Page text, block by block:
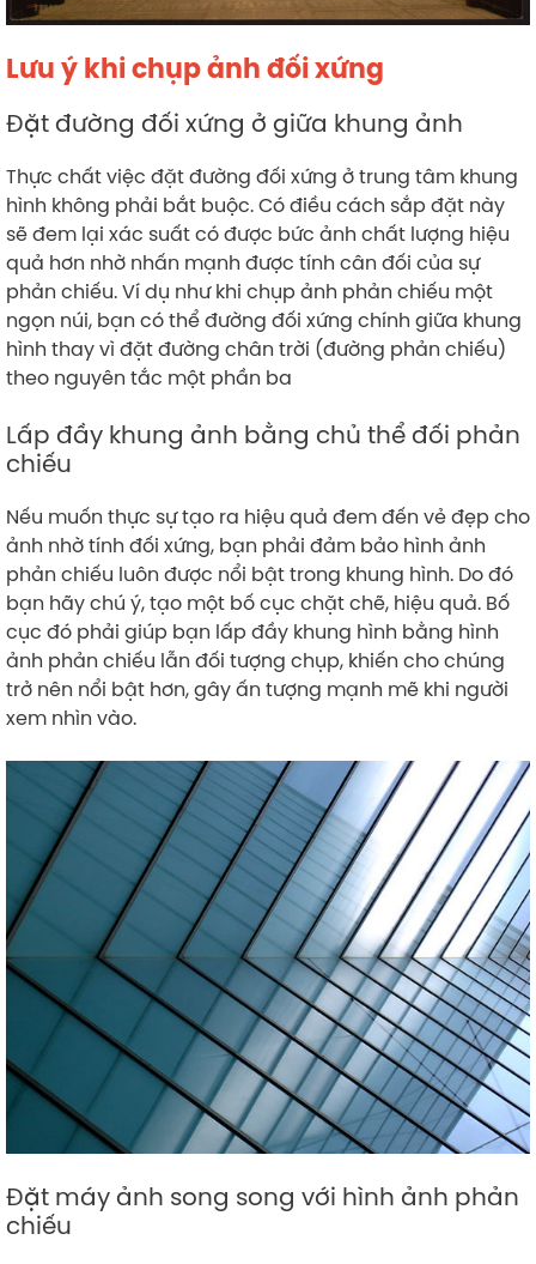
Lưu ý khi chụp ảnh đối xứng
Đặt đường đối xứng ở giữa khung ảnh
Thực chất việc đặt đường đối xứng ở trung tâm khung
hình không phải bắt buộc. Có điều cách sắp đặt này
sẽ đem lại xác suất có được bức ảnh chất lượng hiệu
quả hơn nhờ nhấn mạnh được tính cân đối của sự
phản chiếu. Ví dụ như khi chụp ảnh phản chiếu một
ngọn núi, bạn có thể đường đối xứng chính giữa khung
hình thay vì đặt đường chân trời (đường phản chiếu)
theo nguyên tắc một phần ba
Lấp đầy khung ảnh bằng chủ thể đối phản
chiếu
Nếu muốn thực sự tạo ra hiệu quả đem đến vẻ đẹp cho
ảnh nhờ tính đối xứng, bạn phải đảm bảo hình ảnh
phản chiếu luôn được nổi bật trong khung hình. Do đó
bạn hãy chú ý, tạo một bố cục chặt chẽ, hiệu quả. Bố
cục đó phải giúp bạn lấp đầy khung hình bằng hình
ảnh phản chiếu lẫn đối tượng chụp, khiến cho chúng
trở nên nổi bật hơn, gây ấn tượng mạnh mẽ khi người
xem nhìn vào.
Đặt máy ảnh song song với hình ảnh phản
chiếu